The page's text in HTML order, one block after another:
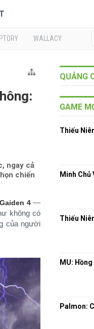
WALLACY
ngay cả
chiến
4—
không có
của người
QUẢNG
GAME
Thiếu
Minh Chủ
Thiếu
MU:
Palmon: